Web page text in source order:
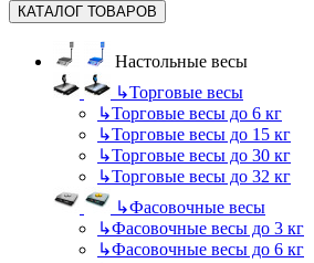
КАТАЛОГ ТОВАРОВ
Настольные весы
↳Торговые весы
↳Торговые весы до 6 кг
↳Торговые весы до 15 кг
↳Торговые весы до 30 кг
↳Торговые весы до 32 кг
↳Фасовочные весы
↳Фасовочные весы до 3 кг
↳Фасовочные весы до 6 кг